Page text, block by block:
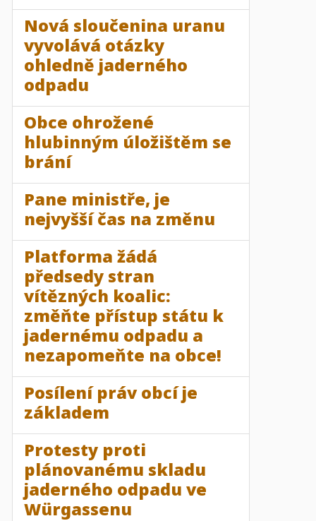
Nová sloučenina uranu
vyvolává otázky
ohledně jaderného
odpadu
Obce ohrožené
hlubinným úložištěm se
brání
Pane ministře, je
nejvyšší čas na změnu
Platforma žádá
předsedy stran
vítězných koalic:
změňte přístup státu k
jadernému odpadu a
nezapomeňte na obce!
Posílení práv obcí je
základem
Protesty proti
plánovanému skladu
jaderného odpadu ve
Würgassenu